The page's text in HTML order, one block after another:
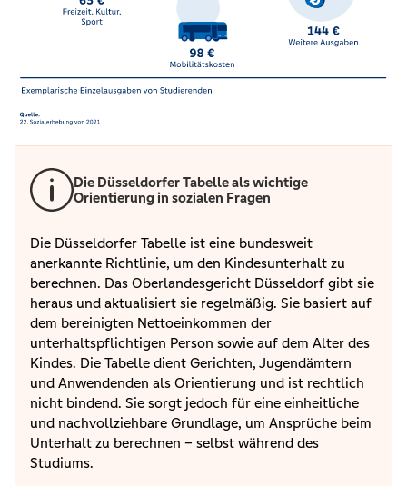
Die Düsseldorfer Tabelle als wichtige
Orientierung in sozialen Fragen
Die Düsseldorfer Tabelle ist eine bundesweit
anerkannte Richtlinie, um den Kindesunterhalt zu
berechnen. Das Oberlandesgericht Düsseldorf gibt sie
heraus und aktualisiert sie regelmäßig. Sie basiert auf
dem bereinigten Nettoeinkommen der
unterhaltspflichtigen Person sowie auf dem Alter des
Kindes. Die Tabelle dient Gerichten, Jugendämtern
und Anwendenden als Orientierung und ist rechtlich
nicht bindend. Sie sorgt jedoch für eine einheitliche
und nachvollziehbare Grundlage, um Ansprüche beim
Unterhalt zu berechnen – selbst während des
Studiums.